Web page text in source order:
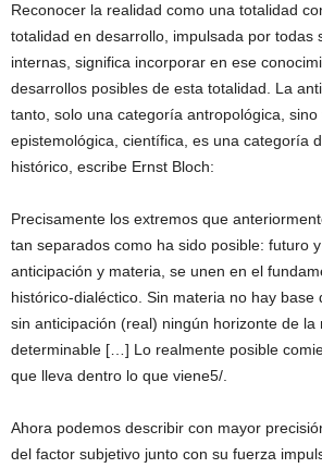
Reconocer la realidad como una totalidad
totalidad en desarrollo, impulsada por todas
internas, significa incorporar en ese
desarrollos posibles de esta totalidad. La
tanto, solo una categoría antropológica, sino
epistemológica, científica, es una categoría
histórico, escribe Ernst Bloch:
Precisamente los extremos que
tan separados como ha sido posible: futuro y
anticipación y materia, se unen en el
histórico-dialéctico. Sin materia no hay base
sin anticipación (real) ningún horizonte de la
determinable […] Lo realmente posible
que lleva dentro lo que viene5/.
Ahora podemos describir con mayor
del factor subjetivo junto con su fuerza